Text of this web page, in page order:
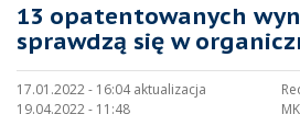
13 opatentowanych
sprawdzą się w
17.01.2022 - 16:04 aktualizacja
19.04.2022 - 11:48
MK